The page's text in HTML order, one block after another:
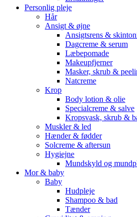
Personlig pleje
Hår
Ansigt & øjne
Ansigtsrens &
Dagcreme & serum
Læbepomade
Makeupfjerner
Masker, skrub &
Natcreme
Krop
Body lotion & olie
Specialcreme & salve
Kropsvask, skrub &
Muskler & led
Hænder & fødder
Solcreme & aftersun
Hygiejne
Mundskyld og
Mor & baby
Baby
Hudpleje
Shampoo & bad
Tænder